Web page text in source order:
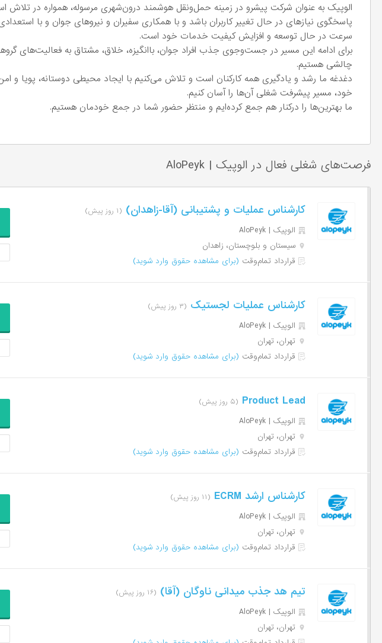
الوپیک به عنوان شرکت پیشرو در زمینه حمل‌و‌نقل هوشمند درون‌شهری مرسوله، همواره در تلاش
پاسخگوی نیازهای در حال تغییر کاربران باشد و با همکاری سفیران و نیروهای جوان و با
سرعت در حال توسعه و افزایش کیفیت خدمات خود است.
برای ادامه این مسیر در جست‌وجوی جذب افراد جوان، باانگیزه، خلاق، مشتاق به فعالیت‌های
چالشی هستیم.
دغدغه‌ ما رشد و یادگیری همه کارکنان است و تلاش می‌کنیم با ایجاد‌ محیطی دوستانه، پویا و
خود، مسیر پیشرفت شغلی آن‌ها را آسان کنیم.
ما بهترین‌ها را درکنار هم جمع کرده‌ایم و منتظر حضور شما در جمع خودمان هستیم.
فرصت‌های شغلی فعال در الوپیک |
AloPeyk
کارشناس عملیات و پشتیبانی (آقا-زاهدان) (۱ روز پیش)
الوپیک | AloPeyk
سیستان و بلوچستان، زاهدان
قرارداد تمام‌وقت (برای مشاهده حقوق وارد شوید)
کارشناس عملیات لجستیک (۳ روز پیش)
الوپیک | AloPeyk
تهران، تهران
قرارداد تمام‌وقت (برای مشاهده حقوق وارد شوید)
Product Lead (۵ روز پیش)
الوپیک | AloPeyk
تهران، تهران
قرارداد تمام‌وقت (برای مشاهده حقوق وارد شوید)
کارشناس ارشد ECRM (۱۱ روز پیش)
الوپیک | AloPeyk
تهران، تهران
قرارداد تمام‌وقت (برای مشاهده حقوق وارد شوید)
تیم هد جذب میدانی ناوگان (آقا) (۱۶ روز پیش)
الوپیک | AloPeyk
تهران، تهران